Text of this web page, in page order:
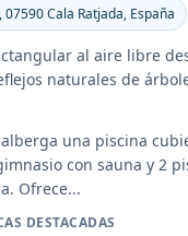
07590 Cala Ratjada, España
al aire libre
naturales de
una piscina
con sauna y 2
Ofrece...
DESTACADAS